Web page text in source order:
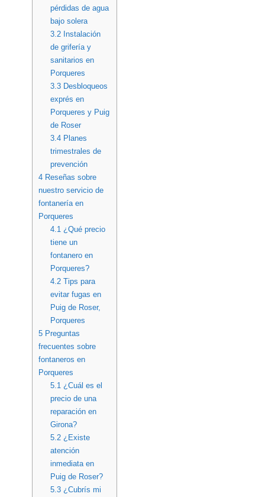
pérdidas de agua
bajo solera
3.2Instalación
de grifería y
sanitarios en
Porqueres
3.3Desbloqueos
exprés en
Porqueres y Puig
de Roser
3.4Planes
trimestrales de
prevención
4 Reseñas sobre
nuestro servicio de
fontanería en
Porqueres
4.1 ¿Qué precio
tiene un
fontanero en
Porqueres?
4.2Tips para
evitar fugas en
Puig de Roser,
Porqueres
5 Preguntas
frecuentes sobre
fontaneros en
Porqueres
5.1 ¿Cuál es el
precio de una
reparación en
Girona?
5.2¿Existe
atención
inmediata en
Puig de Roser?
5.3¿Cubrís mi